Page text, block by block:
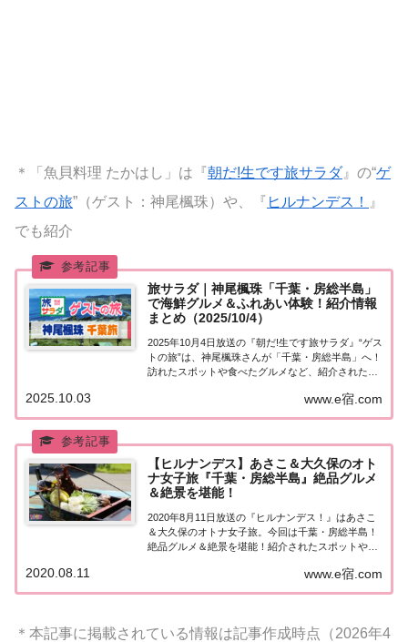
＊「魚貝料理 たかはし」は『朝だ!生です旅サラダ』の“ゲ
ストの旅”（ゲスト：神尾楓珠）や、『 ヒルナンデス！ 』
でも紹介
旅サラダ｜神尾楓珠「千葉・房総半島」
で海鮮グルメ＆ふれあい体験！紹介情報
まとめ（2025/10/4）
2025年10月4日放送の『朝だ!生です旅サラダ』“ゲス
トの旅”は、神尾楓珠さんが「千葉・房総半島」へ！
訪れたスポットや食べたグルメなど、紹介された情
珠「千葉・房総半島」を巡る旅今日の“ゲストの
旅”は神尾楓珠さん。千葉県の房総半島を巡...
www.e宿.com
2025.10.03
【ヒルナンデス】あさこ＆大久保のオト
ナ女子旅『千葉・房総半島』絶品グルメ
＆絶景を堪能！
2020年8月11日放送の『ヒルナンデス！』はあさこ
＆大久保のオトナ女子旅。今回は千葉・房総半島！
絶品グルメ＆絶景を堪能！紹介されたスポットやお
保「千葉・房総半島」オトナ女子旅夏休みに絶景＆
癒しを！富津ぶらり旅♪絶品海鮮グルメ＆動物た...
www.e宿.com
2020.08.11
＊本記事に掲載されている情報は記事作成時点（2026年4